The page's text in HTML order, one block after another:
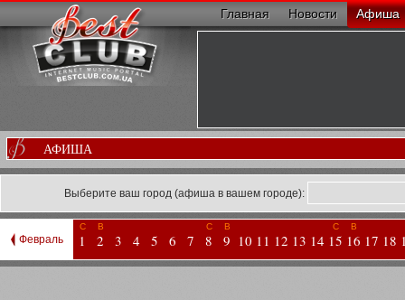
Главная Новости Афиша
АФИША
Выберите ваш город (афиша в вашем городе):
Февраль
С
1
В
2 3 4 5 6 7
С
8
В
9 10 11 12 13 14
С
15
В
16 17 18